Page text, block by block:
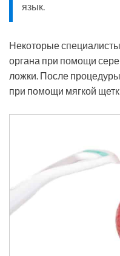
язык.
Некоторые
органа при помощи
ложки. После
при помощи мягкой